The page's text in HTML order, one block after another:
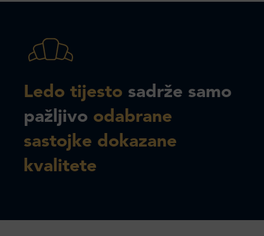
Ledo tijesto sadrže samo
pažljivo odabrane
sastojke dokazane
kvalitete